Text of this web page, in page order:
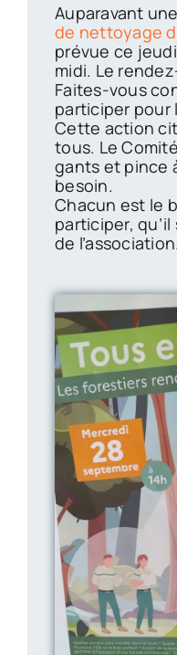
Auparavant
de nettoyage
prévue ce
midi. Le
Faites-vous
participer pour
Cette action
tous. Le
gants et pince
besoin.
Chacun est le
participer,
de l’association.